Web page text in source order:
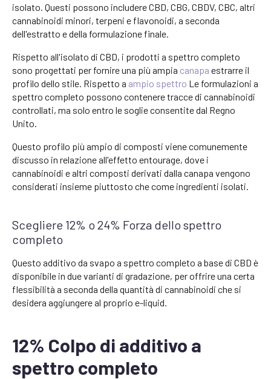
isolato. Questi possono includere CBD, CBG, CBDV, CBC, altri
cannabinoidi minori, terpeni e flavonoidi, a seconda
dell'estratto e della formulazione finale.
Rispetto all'isolato di CBD, i prodotti a spettro completo
sono progettati per fornire una più ampia canapa estrarre il
profilo dello stile. Rispetto a ampio spettro Le formulazioni a
spettro completo possono contenere tracce di cannabinoidi
controllati, ma solo entro le soglie consentite dal Regno
Unito.
Questo profilo più ampio di composti viene comunemente
discusso in relazione all'effetto entourage, dove i
cannabinoidi e altri composti derivati dalla canapa vengono
considerati insieme piuttosto che come ingredienti isolati.
Scegliere 12% o 24% Forza dello spettro
completo
Questo additivo da svapo a spettro completo a base di CBD è
disponibile in due varianti di gradazione, per offrire una certa
flessibilità a seconda della quantità di cannabinoidi che si
desidera aggiungere al proprio e-liquid.
12% Colpo di additivo a
spettro completo